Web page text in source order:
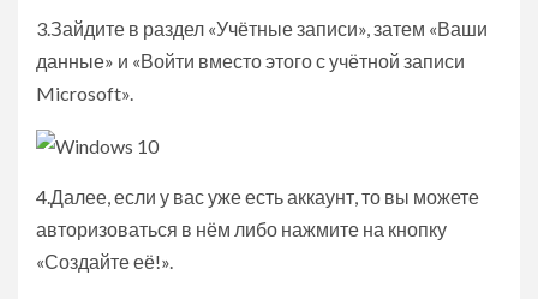
3.Зайдите в раздел «Учётные записи», затем «Ваши
данные» и «Войти вместо этого с учётной записи
Microsoft».
4.Далее, если у вас уже есть аккаунт, то вы можете
авторизоваться в нём либо нажмите на кнопку
«Создайте её!».